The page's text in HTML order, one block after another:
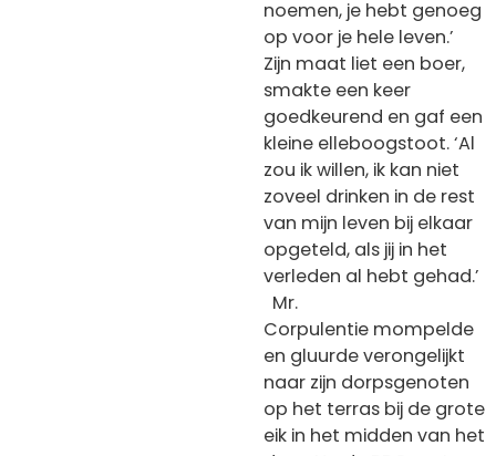
noemen, je hebt genoeg
op voor je hele leven.’
Zijn maat liet een boer,
smakte een keer
goedkeurend en gaf een
kleine elleboogstoot. ‘Al
zou ik willen, ik kan niet
zoveel drinken in de rest
van mijn leven bij elkaar
opgeteld, als jij in het
verleden al hebt gehad.’
Mr.
Corpulentie mompelde
en gluurde verongelijkt
naar zijn dorpsgenoten
op het terras bij de grote
eik in het midden van het